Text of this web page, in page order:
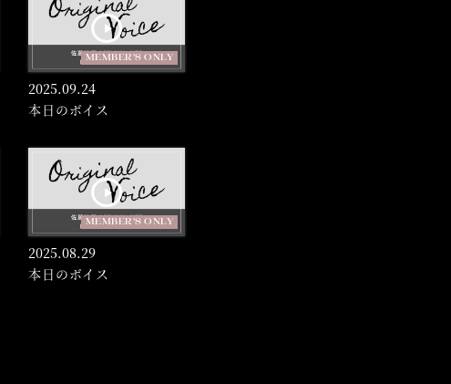
MEMBER'S ONLY
2025.09.24
本日のボイス
MEMBER'S ONLY
2025.08.29
本日のボイス